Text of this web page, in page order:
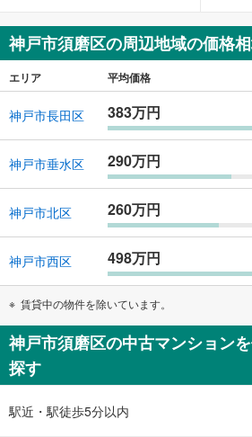
神戸市須磨区の周辺地域の価格
エリア 平均価格
神戸市長田区 383万円
神戸市垂水区 290万円
神戸市北区 260万円
神戸市西区 498万円
賃貸中の物件を除いています。
神戸市須磨区の中古マンション
探す
駅近・駅徒歩5分以内